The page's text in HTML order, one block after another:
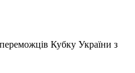
Кубку України з